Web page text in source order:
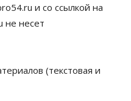
дома в
ГК «Расцветай»
предлагают ввести
и со ссылкой на
не несет
(текстовая и